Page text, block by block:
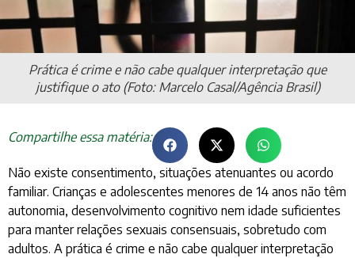
Prática é crime e não cabe qualquer interpretação que
justifique o ato (Foto: Marcelo Casal/Agência Brasil)
Compartilhe essa matéria:
Não existe consentimento, situações atenuantes ou acordo
familiar. Crianças e adolescentes menores de 14 anos não têm
autonomia, desenvolvimento cognitivo nem idade suficientes
para manter relações sexuais consensuais, sobretudo com
adultos. A prática é crime e não cabe qualquer interpretação